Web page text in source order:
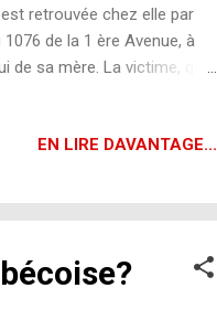
retrouvée chez elle par
de la 1 ère Avenue, à
sa mère. La victime, qui
tôt, lors d’une fête du
elle en refusant de la
EN LIRE DAVANTAGE...